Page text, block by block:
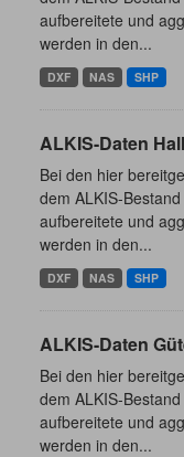
aufbereitete und
werden in den...
DXF NAS SHP
ALKIS-Daten
Bei den hier
dem ALKIS-
aufbereitete und
werden in den...
DXF NAS SHP
ALKIS-Daten
Bei den hier
dem ALKIS-
aufbereitete und
werden in den...